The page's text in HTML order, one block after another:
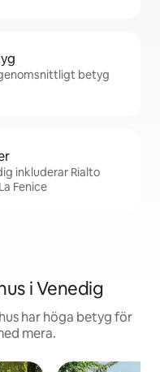
betyg
inkluderar Rialto
Fenice
i Venedig
har höga betyg för
mera.